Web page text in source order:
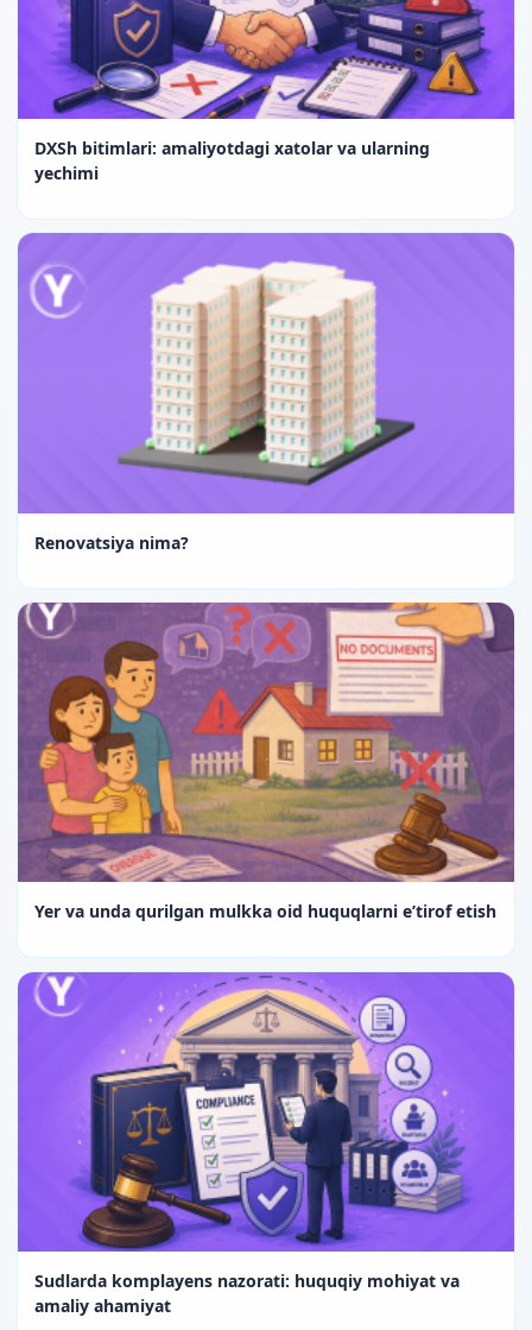
DXSh bitimlari: amaliyotdagi xatolar va ularning
yechimi
Renovatsiya nima?
Yer va unda qurilgan mulkka oid huquqlarni e’tirof etish
Sudlarda komplayens nazorati: huquqiy mohiyat va
amaliy ahamiyat